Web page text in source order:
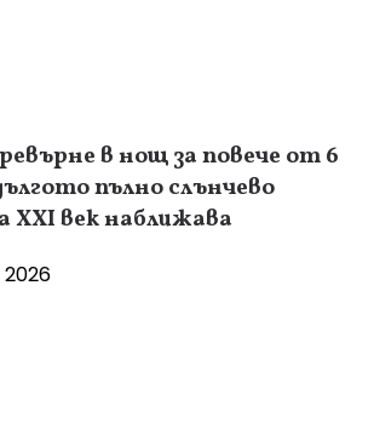
в нощ за повече от 6
пълно слънчево
XXI век наближава